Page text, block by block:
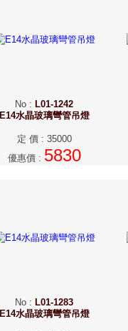
No : L01-1242
E14水晶玻璃彎管吊燈
定 價: 35000
優惠價: 5830
No : L01-1283
E14水晶玻璃彎管吊燈